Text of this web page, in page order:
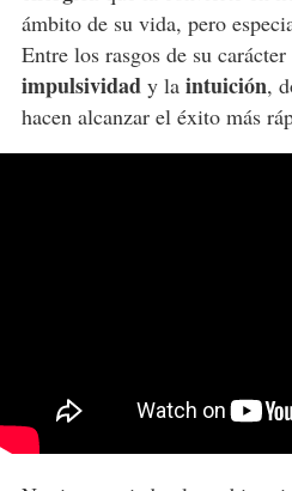
ámbito de su vida, pero
Entre los rasgos de su
impulsividady la intuición,
hacen alcanzar el éxito más